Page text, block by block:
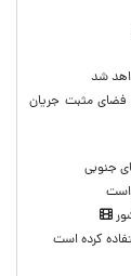
شد
فضای مثبت جریان
جنوبی
است